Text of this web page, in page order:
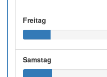
Freitag
Samstag